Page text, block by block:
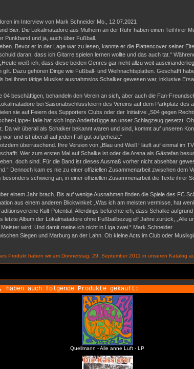
im Interview von Mark Schneider Mo., 12.07.2021
Bier. Die Lokalmatadore aus Mülheim an der Ruhr haben einen Teil ihrer
Punkband und ja, auch über Fußball.
Bevor er in der Lage war zu lesen, kannte er die Plattencover seiner
daran, dass ich Gitarre spielen lernen wollte und das auch tat.“
weiß ich, dass diese beiden Genres gar nicht allzu weit
Dazu gehören Dinge wie Fußball- und Weihnachtsplatten. Geschafft
bei ihnen tätige Musiker ausnahmslos Schalker gewesen war, inklusive
beschäftigen, behandeln den Verein an sich, aber auch die Fan-
bei Saisonabschlussfeiern des Vereins auf dem Parkplatz des
sie auf Feiern des Supporters Clubs oder der Initiative „S04 gegen
Lippe-Halle hat sich Ingo Anderbrügge an unser Schlagzeug gesetzt.
Da wir überall als Schalker bekannt waren und sind, kommt auf unseren
und ist überall auf jeden Fall gut aufgeheizt.“
überraschend. Ihre Version von „Blau und Weiß“ läuft auf einmal im
Wer zum ersten Mal auf Schalke ist oder die Arena als Gästefan
doch sind. Für die Band ist dieses Ausmaß vorher nicht absehbar
Dennoch kam es nie zu einer offiziellen Zusammenarbeit zwischen dem
schwierig an, in einer offiziellen Zusammenarbeit die Texte ihrer
einem Jahr brach. Bis auf wenige Ausnahmen finden die Spiele des FC
aus einem anderen Blickwinkel: „Was ich am meisten vermisse, hat
Kult-Potential. Allerdings befürchte ich, dass Schalke
letzte Album der Lokalmatadore ohne Fußballbezug elf Jahre zurück, „Alle
wird! Und damit meine ich nicht in Liga zwei.“ Mark Schneider
Siegen und Marburg an der Lahn. Ob kleine Acts im Club oder
Produkt haben wir am Donnerstag, 29. September 2011 in unseren Katalog
haben auch folgende Produkte gekauft:
Quellmann - Alle anne Luft - LP